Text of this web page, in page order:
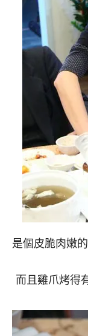
是個皮脆肉嫩
而且雞爪烤得